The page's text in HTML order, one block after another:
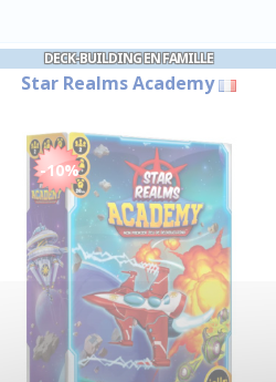
DECK-BUILDING EN FAMILLE
Star Realms Academy
-10%